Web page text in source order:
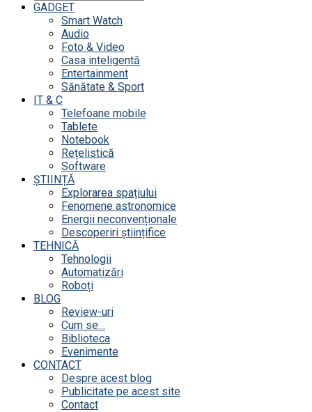
GADGET
Smart Watch
Audio
Foto & Video
Casa inteligentă
Entertainment
Sănătate & Sport
IT & C
Telefoane mobile
Tablete
Notebook
Rețelistică
Software
ȘTIINȚĂ
Explorarea spațiului
Fenomene astronomice
Energii neconvenționale
Descoperiri științifice
TEHNICĂ
Tehnologii
Automatizări
Roboți
BLOG
Review-uri
Cum se…
Biblioteca
Evenimente
CONTACT
Despre acest blog
Publicitate pe acest site
Contact